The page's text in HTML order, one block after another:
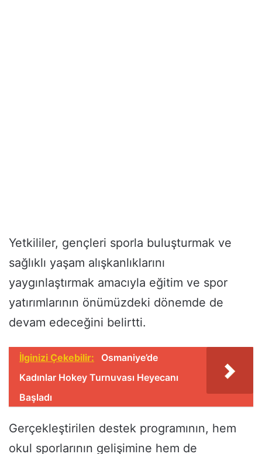
Yetkililer, gençleri sporla buluşturmak ve
sağlıklı yaşam alışkanlıklarını
yaygınlaştırmak amacıyla eğitim ve spor
yatırımlarının önümüzdeki dönemde de
devam edeceğini belirtti.
İlginizi Çekebilir:
Osmaniye’de
Kadınlar Hokey Turnuvası Heyecanı
Başladı
Gerçekleştirilen destek programının, hem
okul sporlarının gelişimine hem de